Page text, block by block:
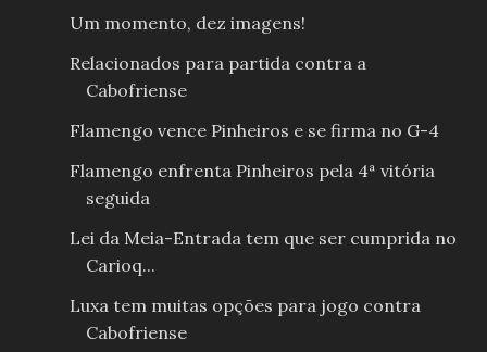
Um momento, dez imagens!
Relacionados para partida contra a
Cabofriense
Flamengo vence Pinheiros e se firma no G-4
Flamengo enfrenta Pinheiros pela 4ª vitória
seguida
Lei da Meia-Entrada tem que ser cumprida no
Carioq...
Luxa tem muitas opções para jogo contra
Cabofriense